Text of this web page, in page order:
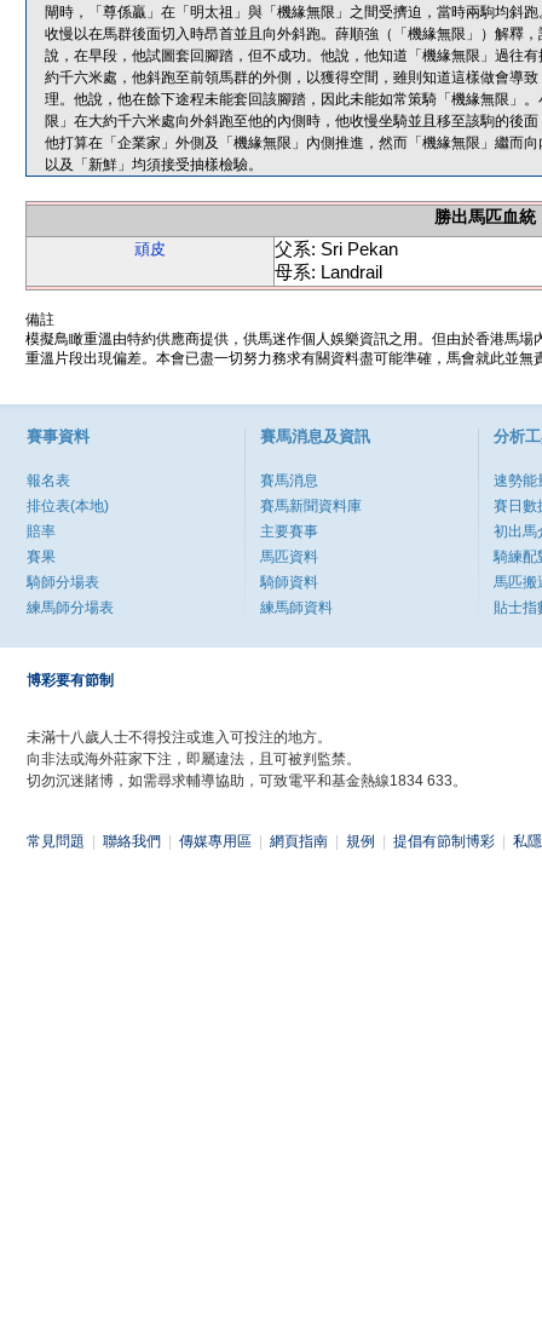
閘時，「尊係贏」在「明太祖」與「機緣無限」之間受擠迫，當時兩駒均斜
收慢以在馬群後面切入時昂首並且向外斜跑。薛順強（「機緣無限」）解釋
說，在早段，他試圖套回腳踏，但不成功。他說，他知道「機緣無限」過往
約千六米處，他斜跑至前領馬群的外側，以獲得空間，雖則知道這樣做會導
理。他說，他在餘下途程未能套回該腳踏，因此未能如常策騎「機緣無限」
限」在大約千六米處向外斜跑至他的內側時，他收慢坐騎並且移至該駒的後
他打算在「企業家」外側及「機緣無限」內側推進，然而「機緣無限」繼而
以及「新鮮」均須接受抽樣檢驗。
勝出馬匹血統
頑皮
父系: Sri Pekan
母系: Landrail
備註
模擬鳥瞰重溫由特約供應商提供，供馬迷作個人娛樂資訊之用。但由於香港馬
重溫片段出現偏差。本會已盡一切努力務求有關資料盡可能準確，馬會就此並
賽事資料
報名表
排位表(本地)
賠率
賽果
騎師分場表
練馬師分場表
賽馬消息及資訊
賽馬消息
賽馬新聞資料庫
主要賽事
馬匹資料
騎師資料
練馬師資料
分析
速勢能
賽日數
初出馬
騎練配
馬匹搬
貼士指
博彩要有節制
未滿十八歲人士不得投注或進入可投注的地方。
向非法或海外莊家下注，即屬違法，且可被判監禁。
切勿沉迷賭博，如需尋求輔導協助，可致電平和基金熱線1834 633。
常見問題 聯絡我們 傳媒專用區 網頁指南 規例 提倡有節制博彩 私